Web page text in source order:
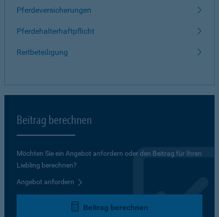
Pferdeversicherungen
Pferdehalterhaftpflicht
Reitbeteiligung
Beitrag berechnen
Möchten Sie ein Angebot anfordern oder den Beitrag für Ihren
Liebling berechnen?
Angebot anfordern
Beitrag berechnen